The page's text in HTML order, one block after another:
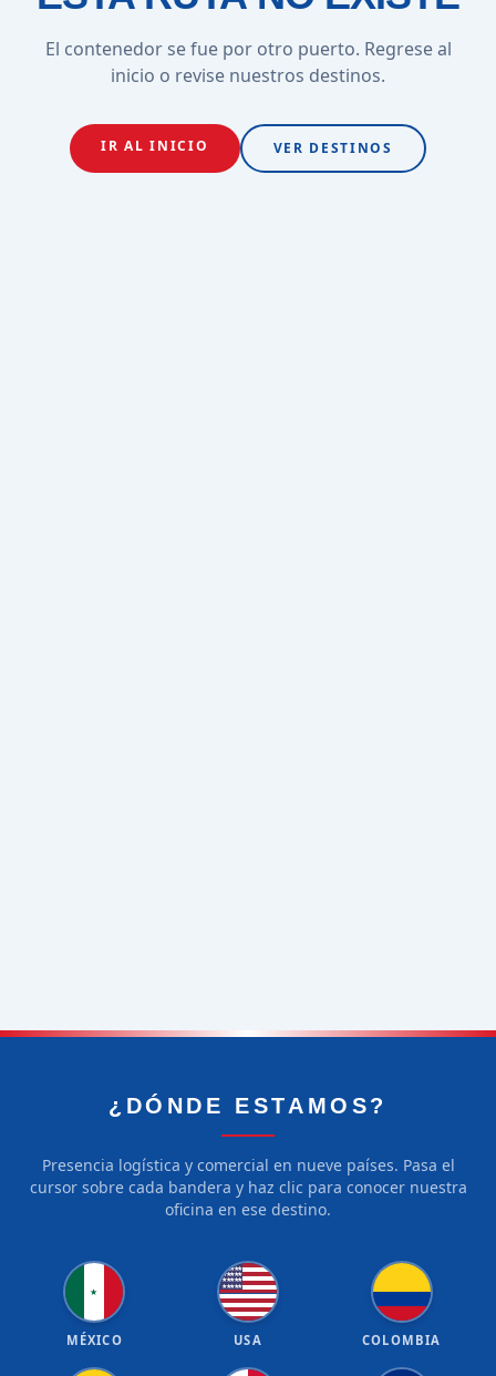
El contenedor se fue por otro puerto. Regrese al
inicio o revise nuestros destinos.
IR AL INICIO VER DESTINOS
¿DÓNDE ESTAMOS?
Presencia logística y comercial en nueve países. Pasa el
cursor sobre cada bandera y haz clic para conocer nuestra
oficina en ese destino.
★
MÉXICO
★★★★★
★★★★★
★★★★★
★★★★★
USA COLOMBIA